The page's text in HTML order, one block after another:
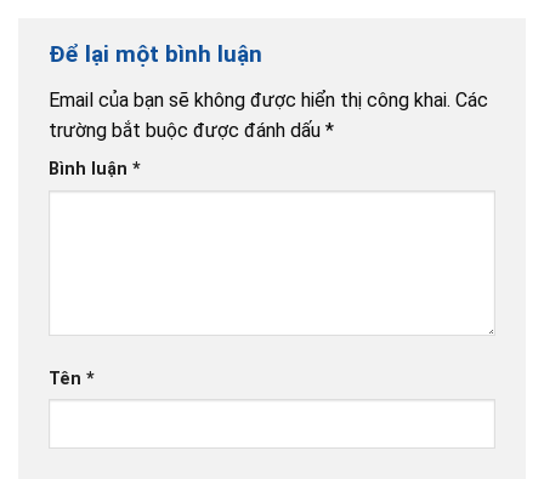
Để lại một bình luận
Email của bạn sẽ không được hiển thị công khai. Các
trường bắt buộc được đánh dấu *
Bình luận *
Tên *